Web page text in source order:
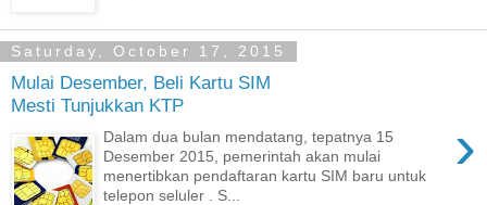
Saturday, October 17, 2015
Mulai Desember, Beli Kartu SIM
Mesti Tunjukkan KTP
›
Dalam dua bulan mendatang, tepatnya 15
Desember 2015, pemerintah akan mulai
menertibkan pendaftaran kartu SIM baru untuk
telepon seluler . S...